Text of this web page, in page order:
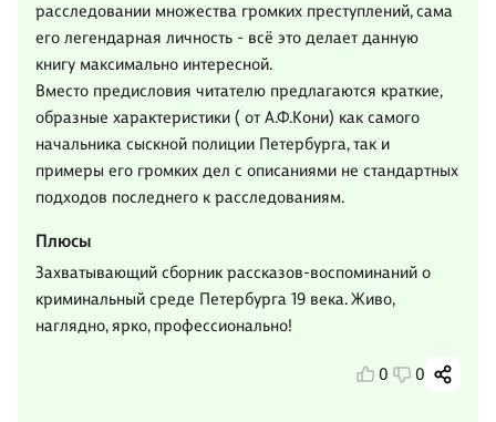
расследовании множества громких преступлений, сама
его легендарная личность - всё это делает данную
книгу максимально интересной.
Вместо предисловия читателю предлагаются краткие,
образные характеристики ( от А.Ф.Кони) как самого
начальника сыскной полиции Петербурга, так и
примеры его громких дел с описаниями не стандартных
подходов последнего к расследованиям.
Плюсы
Захватывающий сборник рассказов-воспоминаний о
криминальный среде Петербурга 19 века. Живо,
наглядно, ярко, профессионально!
0 0